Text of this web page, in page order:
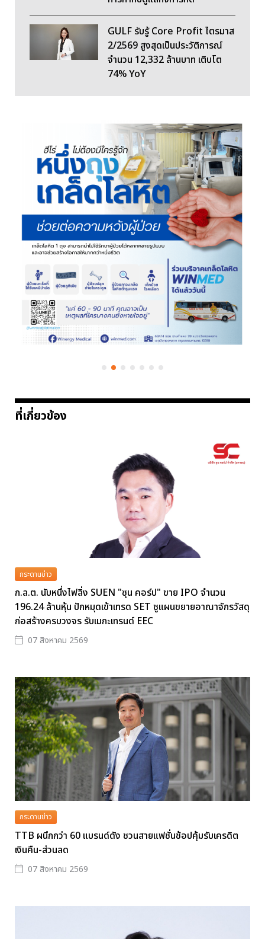
GULF รับรู้ Core Profit ไตรมาส
2/2569 สูงสุดเป็นประวัติการณ์
จำนวน 12,332 ล้านบาท เติบโต
74% YoY
ที่เกี่ยวข้อง
กระดานข่าว
ก.ล.ต. นับหนึ่งไฟลิ่ง SUEN "ซุน คอร์ป" ขาย IPO จำนวน
196.24 ล้านหุ้น ปักหมุดเข้าเทรด SET ชูแผนขยายอาณาจักรวัสดุ
ก่อสร้างครบวงจร รับเมกะเทรนด์ EEC
07 สิงหาคม 2569
กระดานข่าว
TTB ผนึกกว่า 60 แบรนด์ดัง ชวนสายแฟชั่นช้อปคุ้มรับเครดิต
เงินคืน-ส่วนลด
07 สิงหาคม 2569